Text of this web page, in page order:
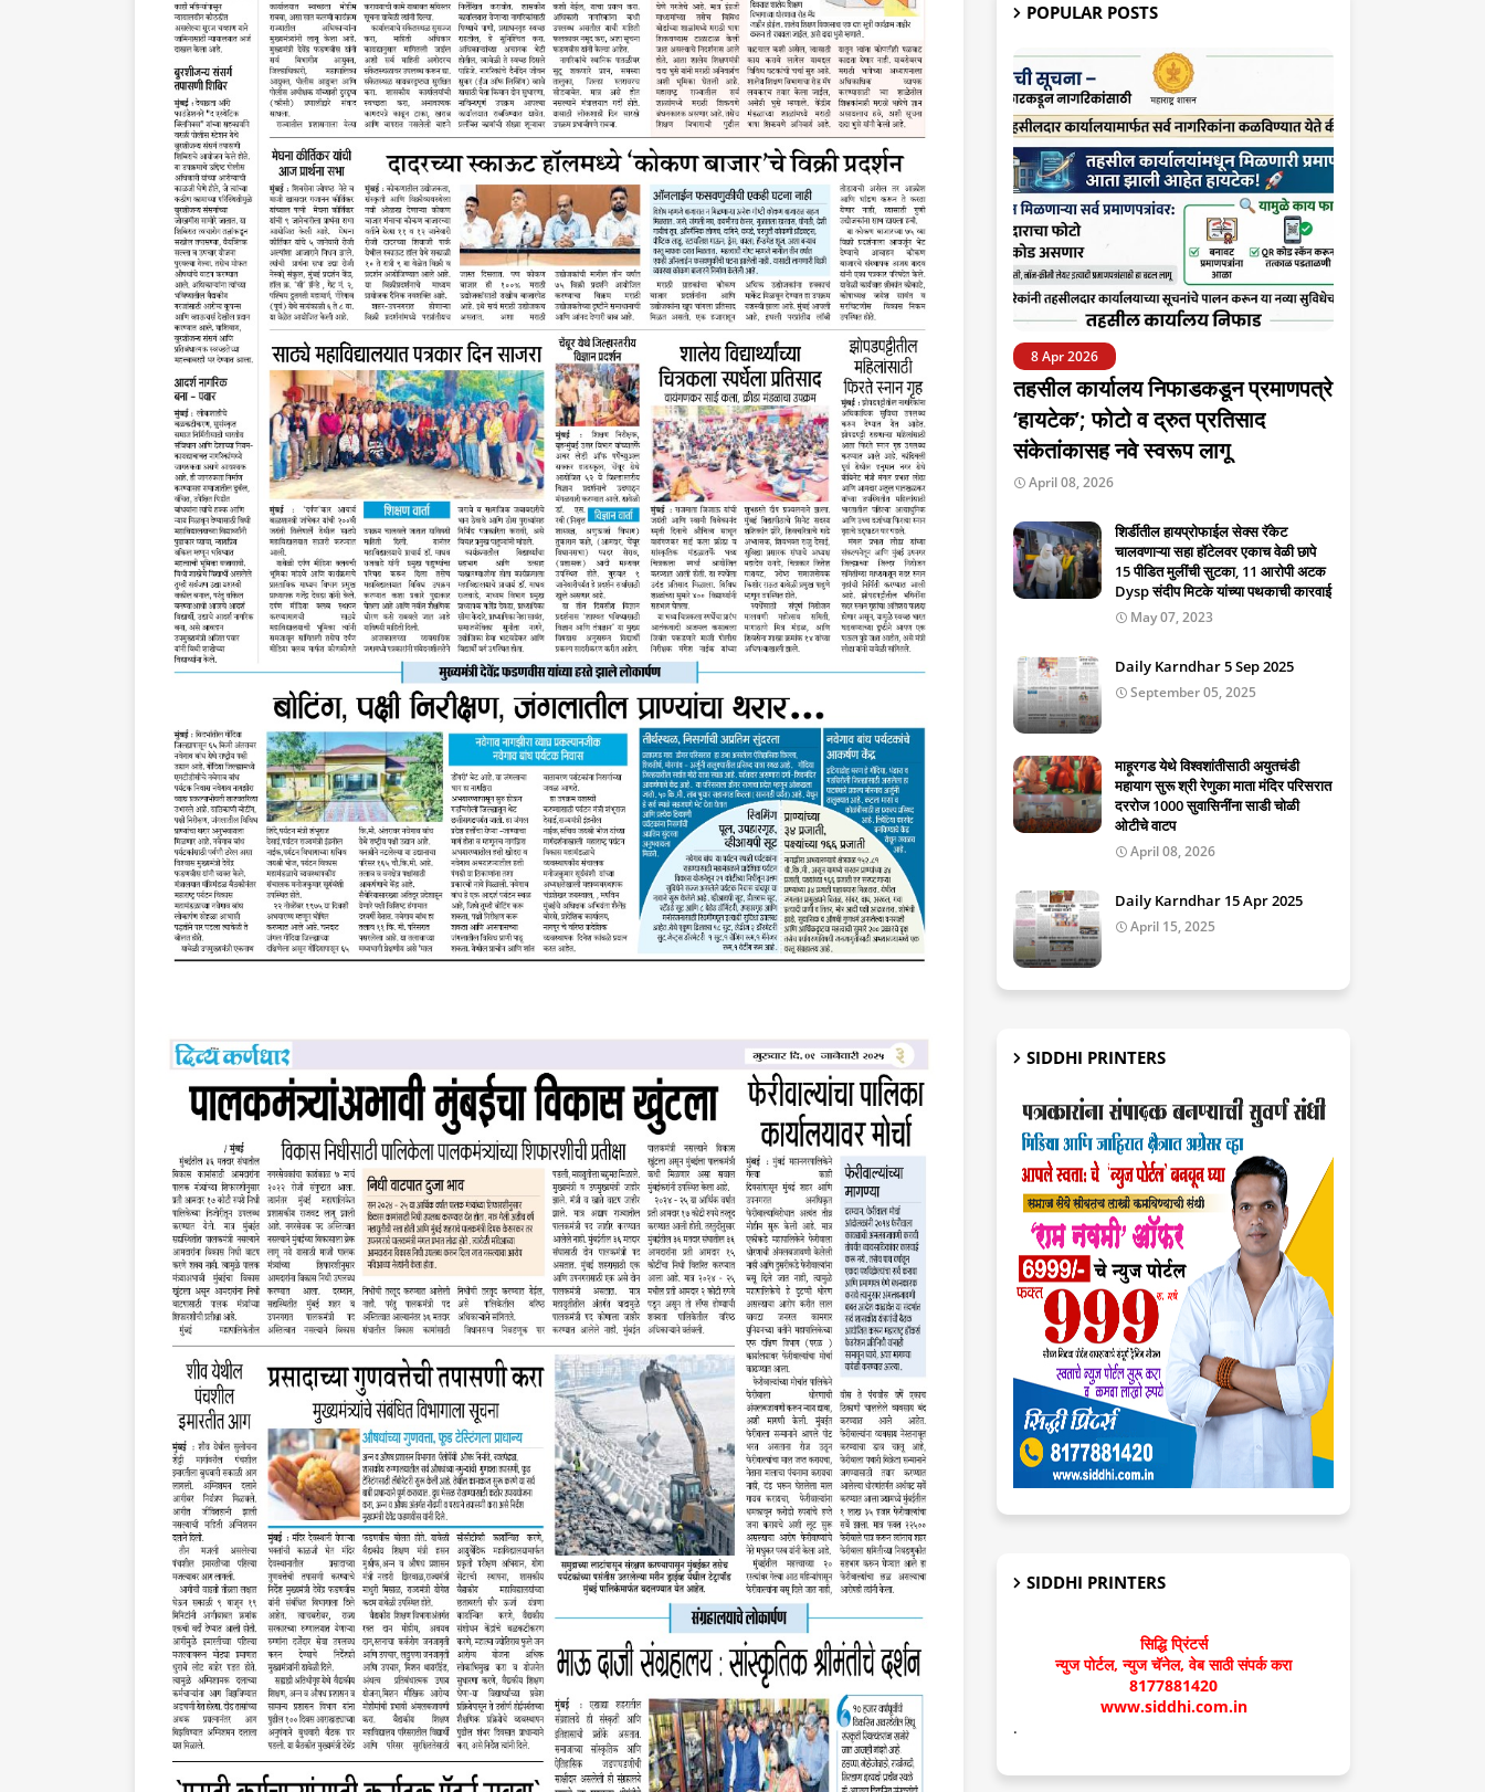
POPULAR POSTS
8 Apr 2026
तहसील कार्यालय निफाडकडून प्रमाणपत्रे
‘हायटेक’; फोटो व द्रुत प्रतिसाद
संकेतांकासह नवे स्वरूप लागू
April 08, 2026
शिर्डीतील हायप्रोफाईल सेक्स रॅकेट
चालवणाऱ्या सहा हॉटेलवर एकाच वेळी छापे
15 पीडित मुलींची सुटका, 11 आरोपी अटक
Dysp संदीप मिटके यांच्या पथकाची कारवाई
May 07, 2023
Daily Karndhar 5 Sep 2025
September 05, 2025
माहूरगड येथे विश्वशांतीसाठी अयुतचंडी
महायाग सुरू श्री रेणुका माता मंदिर परिसरात
दररोज 1000 सुवासिनींना साडी चोळी
ओटीचे वाटप
April 08, 2026
Daily Karndhar 15 Apr 2025
April 15, 2025
SIDDHI PRINTERS
SIDDHI PRINTERS
सिद्धि प्रिंटर्स
न्युज पोर्टल, न्युज चॅनेल, वेब साठी संपर्क करा
8177881420
www.siddhi.com.in
.